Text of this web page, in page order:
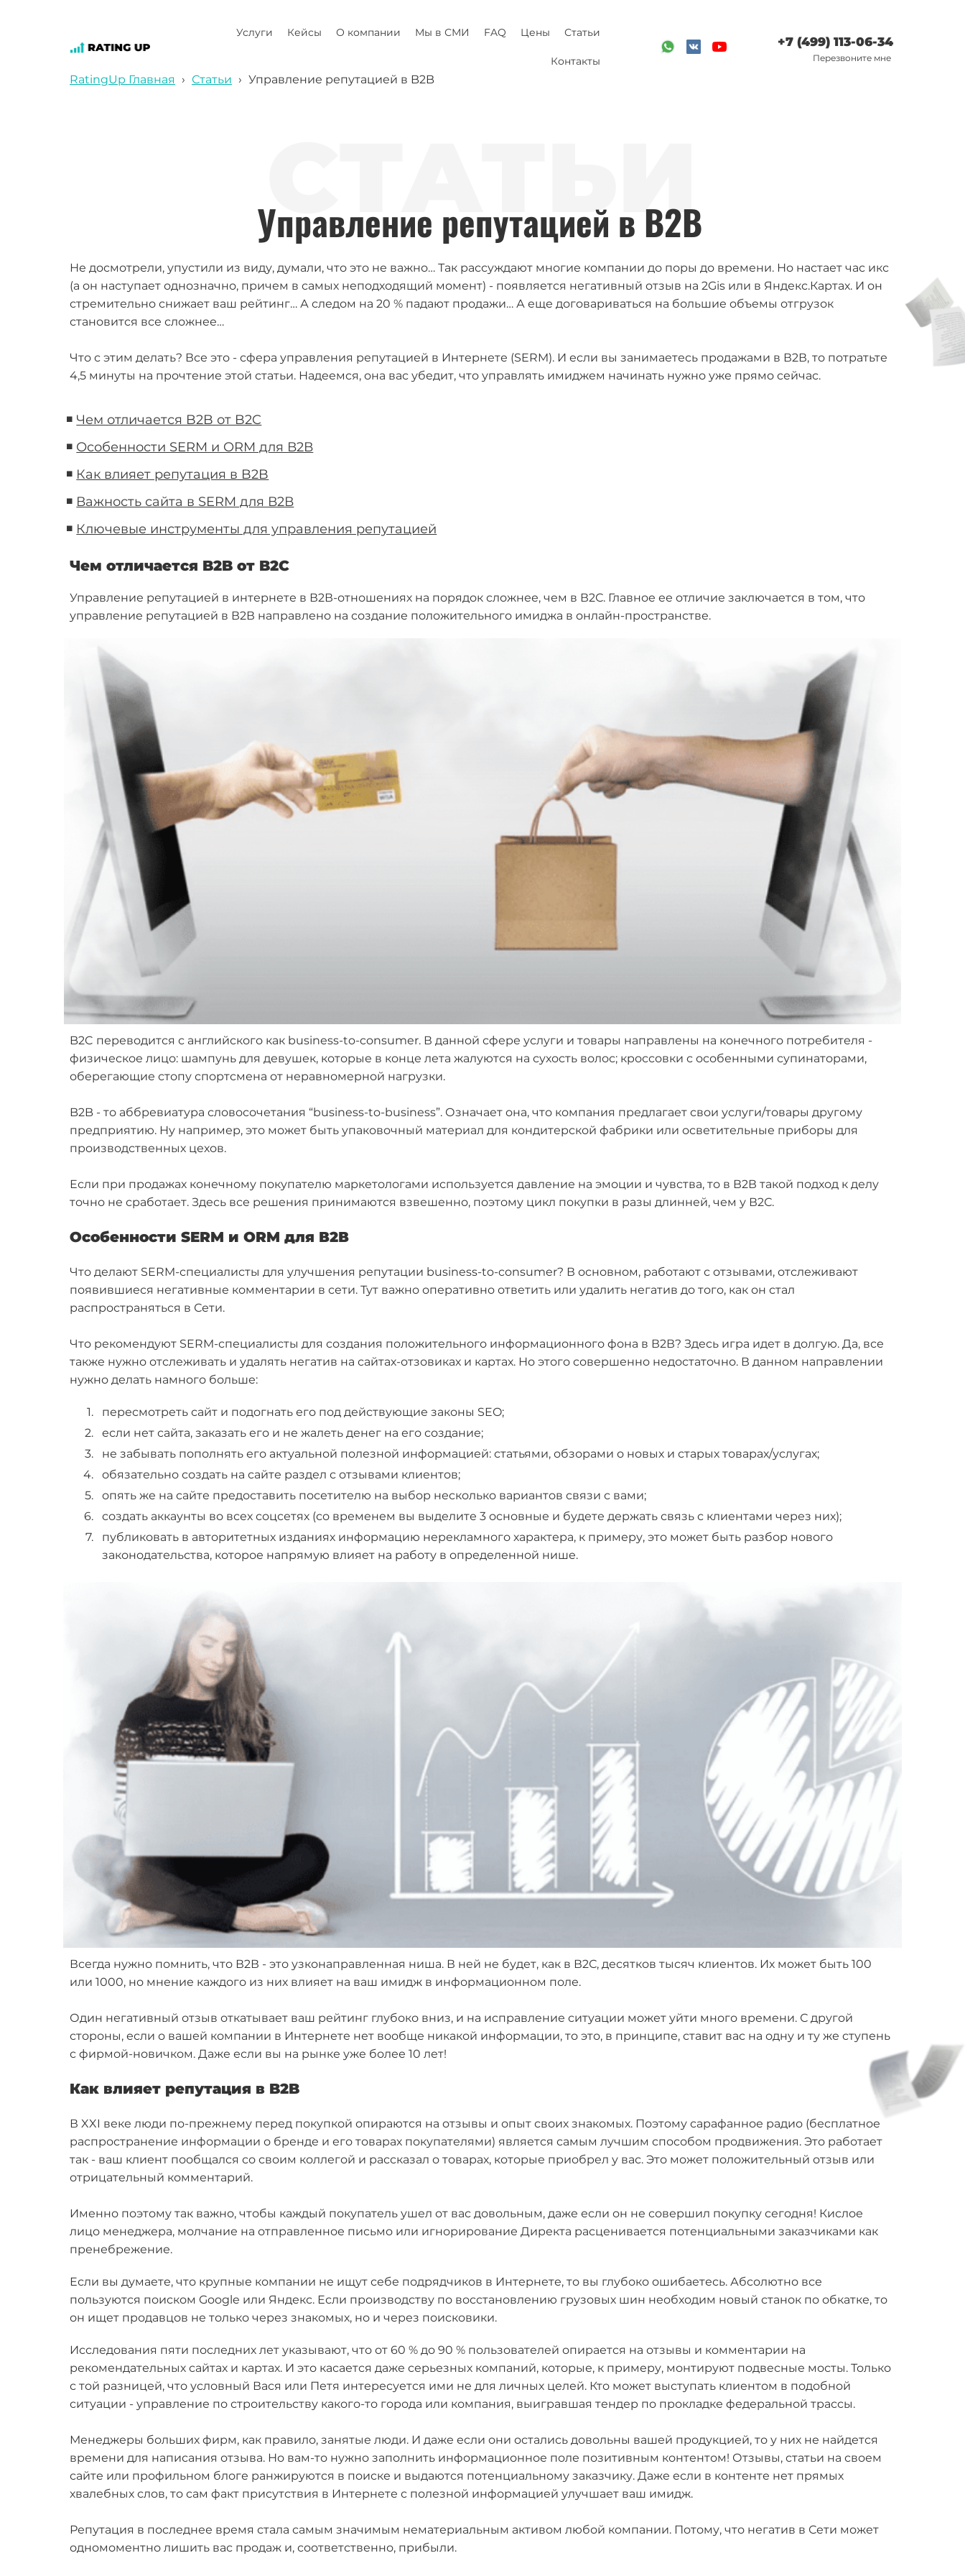
СТАТЬИ
Управление репутацией в B2B
Услуги Кейсы О компании Мы в СМИ FAQ Цены Статьи
Контакты
+7 (499) 113-06-34
Перезвоните мне
RatingUp Главная › Статьи › Управление репутацией в B2B
B2C переводится с английского как business-to-consumer. В данной сфере услуги и товары направлены на конечного потребителя -
физическое лицо: шампунь для девушек, которые в конце лета жалуются на сухость волос; кроссовки с особенными супинаторами,
оберегающие стопу спортсмена от неравномерной нагрузки.
B2B - то аббревиатура словосочетания “business-to-business”. Означает она, что компания предлагает свои услуги/товары другому
предприятию. Ну например, это может быть упаковочный материал для кондитерской фабрики или осветительные приборы для
производственных цехов.
Если при продажах конечному покупателю маркетологами используется давление на эмоции и чувства, то в В2В такой подход к делу
точно не сработает. Здесь все решения принимаются взвешенно, поэтому цикл покупки в разы длинней, чем у В2С.
Особенности SERM и ORM для В2В
Что делают SERM-специалисты для улучшения репутации business-to-consumer? В основном, работают с отзывами, отслеживают
появившиеся негативные комментарии в сети. Тут важно оперативно ответить или удалить негатив до того, как он стал
распространяться в Сети.
Что рекомендуют SERM-специалисты для создания положительного информационного фона в В2В? Здесь игра идет в долгую. Да, все
также нужно отслеживать и удалять негатив на сайтах-отзовиках и картах. Но этого совершенно недостаточно. В данном направлении
нужно делать намного больше:
пересмотреть сайт и подогнать его под действующие законы SEO;
если нет сайта, заказать его и не жалеть денег на его создание;
не забывать пополнять его актуальной полезной информацией: статьями, обзорами о новых и старых товарах/услугах;
обязательно создать на сайте раздел с отзывами клиентов;
опять же на сайте предоставить посетителю на выбор несколько вариантов связи с вами;
создать аккаунты во всех соцсетях (со временем вы выделите 3 основные и будете держать связь с клиентами через них);
публиковать в авторитетных изданиях информацию нерекламного характера, к примеру, это может быть разбор нового
законодательства, которое напрямую влияет на работу в определенной нише.
Всегда нужно помнить, что В2В - это узконаправленная ниша. В ней не будет, как в В2С, десятков тысяч клиентов. Их может быть 100
или 1000, но мнение каждого из них влияет на ваш имидж в информационном поле.
Один негативный отзыв откатывает ваш рейтинг глубоко вниз, и на исправление ситуации может уйти много времени. С другой
стороны, если о вашей компании в Интернете нет вообще никакой информации, то это, в принципе, ставит вас на одну и ту же ступень
с фирмой-новичком. Даже если вы на рынке уже более 10 лет!
Как влияет репутация в B2B
В XXI веке люди по-прежнему перед покупкой опираются на отзывы и опыт своих знакомых. Поэтому сарафанное радио (бесплатное
распространение информации о бренде и его товарах покупателями) является самым лучшим способом продвижения. Это работает
так - ваш клиент пообщался со своим коллегой и рассказал о товарах, которые приобрел у вас. Это может положительный отзыв или
отрицательный комментарий.
Именно поэтому так важно, чтобы каждый покупатель ушел от вас довольным, даже если он не совершил покупку сегодня! Кислое
лицо менеджера, молчание на отправленное письмо или игнорирование Директа расценивается потенциальными заказчиками как
пренебрежение.
Если вы думаете, что крупные компании не ищут себе подрядчиков в Интернете, то вы глубоко ошибаетесь. Абсолютно все
пользуются поиском Google или Яндекс. Если производству по восстановлению грузовых шин необходим новый станок по обкатке, то
он ищет продавцов не только через знакомых, но и через поисковики.
Исследования пяти последних лет указывают, что от 60 % до 90 % пользователей опирается на отзывы и комментарии на
рекомендательных сайтах и картах. И это касается даже серьезных компаний, которые, к примеру, монтируют подвесные мосты. Только
с той разницей, что условный Вася или Петя интересуется ими не для личных целей. Кто может выступать клиентом в подобной
ситуации - управление по строительству какого-то города или компания, выигравшая тендер по прокладке федеральной трассы.
Менеджеры больших фирм, как правило, занятые люди. И даже если они остались довольны вашей продукцией, то у них не найдется
времени для написания отзыва. Но вам-то нужно заполнить информационное поле позитивным контентом! Отзывы, статьи на своем
сайте или профильном блоге ранжируются в поиске и выдаются потенциальному заказчику. Даже если в контенте нет прямых
хвалебных слов, то сам факт присутствия в Интернете с полезной информацией улучшает ваш имидж.
Репутация в последнее время стала самым значимым нематериальным активом любой компании. Потому, что негатив в Сети может
одномоментно лишить вас продаж и, соответственно, прибыли.
Не досмотрели, упустили из виду, думали, что это не важно… Так рассуждают многие компании до поры до времени. Но настает час икс
(а он наступает однозначно, причем в самых неподходящий момент) - появляется негативный отзыв на 2Gis или в Яндекс.Картах. И он
стремительно снижает ваш рейтинг… А следом на 20 % падают продажи… А еще договариваться на большие объемы отгрузок
становится все сложнее…
Что с этим делать? Все это - сфера управления репутацией в Интернете (SERM). И если вы занимаетесь продажами в В2В, то потратьте
4,5 минуты на прочтение этой статьи. Надеемся, она вас убедит, что управлять имиджем начинать нужно уже прямо сейчас.
◾ Чем отличается B2B от B2C
◾ Особенности SERM и ORM для В2В
◾ Как влияет репутация в B2B
◾ Важность сайта в SERM для В2В
◾ Ключевые инструменты для управления репутацией
Чем отличается B2B от B2C
Управление репутацией в интернете в В2В-отношениях на порядок сложнее, чем в В2С. Главное ее отличие заключается в том, что
управление репутацией в В2В направлено на создание положительного имиджа в онлайн-пространстве.